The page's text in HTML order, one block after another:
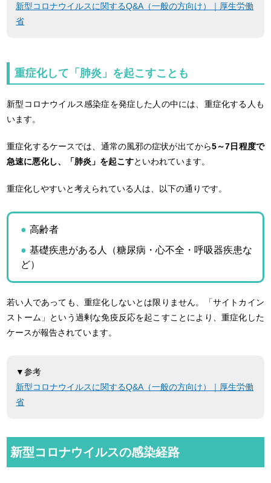
新型コロナウイルスに関するQ&A（一般の方向け）｜厚生労働
省
重症化して「肺炎」を起こすことも
新型コロナウイルス感染症を発症した人の中には、重症化する人も
います。
重症化するケースでは、通常の風邪の症状が出てから5～7日程度で
急速に悪化し、「肺炎」を起こすといわれています。
重症化しやすいと考えられている人は、以下の通りです。
高齢者
基礎疾患がある人（糖尿病・心不全・呼吸器疾患な
ど）
若い人であっても、重症化しないとは限りません。「サイトカイン
ストーム」という過剰な免疫反応を起こすことにより、重症化した
ケースが報告されています。
▼参考
新型コロナウイルスに関するQ&A（一般の方向け）｜厚生労働
省
新型コロナウイルスの感染経路